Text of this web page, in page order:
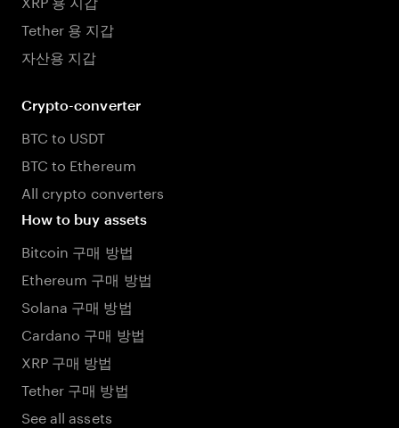
Tether 용 지갑
자산용 지갑
Crypto-converter
BTC to USDT
BTC to Ethereum
All crypto converters
How to buy assets
Bitcoin 구매 방법
Ethereum 구매 방법
Solana 구매 방법
Cardano 구매 방법
XRP 구매 방법
Tether 구매 방법
See all assets